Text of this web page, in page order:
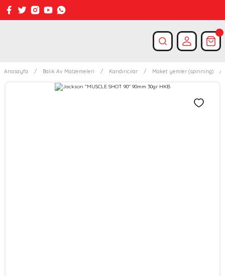
Anasayfa Balık Av Malzemeleri Kandırıcılar Maket yemler (spinning)